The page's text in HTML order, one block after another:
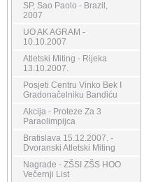
SP, Sao Paolo - Brazil,
2007
UO AK AGRAM -
10.10.2007
Atletski Miting - Rijeka
13.10.2007.
Posjeti Centru Vinko Bek I
Gradonačelniku Bandiću
Akcija - Proteze Za 3
Paraolimpijca
Bratislava 15.12.2007. -
Dvoranski Atletski Miting
Nagrade - ZŠSI ZŠS HOO
Večernji List